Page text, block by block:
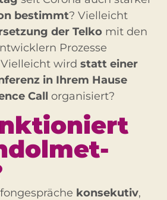
bestimmt? Vielleicht
der Telko mit den
Prozesse
wird statt einer
in Ihrem Hause
Call organisiert?
konsekutiv,